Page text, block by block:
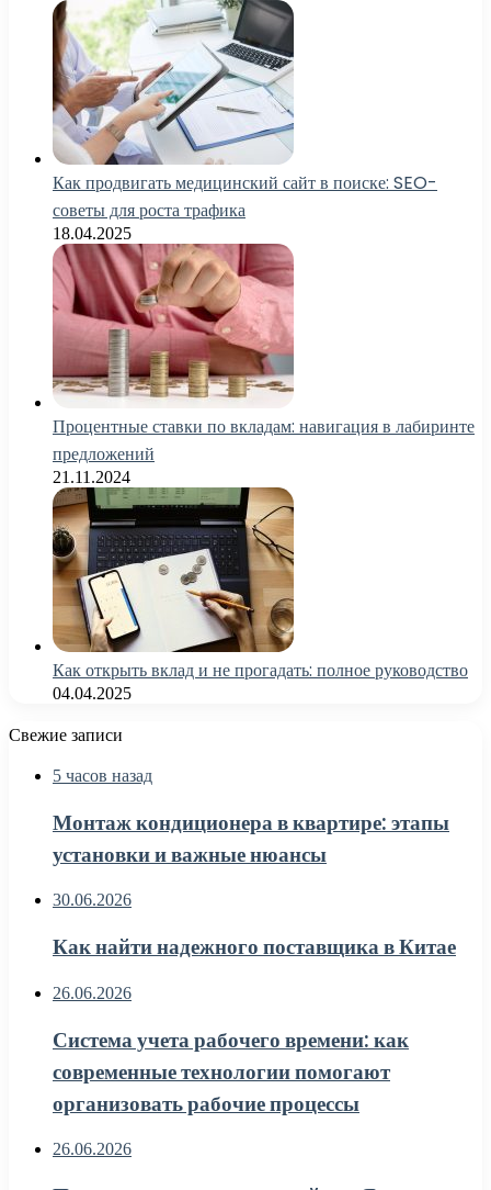
Как продвигать медицинский сайт в поиске: SEO-
советы для роста трафика
18.04.2025
Процентные ставки по вкладам: навигация в лабиринте
предложений
21.11.2024
Как открыть вклад и не прогадать: полное руководство
04.04.2025
Свежие записи
5 часов назад
Монтаж кондиционера в квартире: этапы
установки и важные нюансы
30.06.2026
Как найти надежного поставщика в Китае
26.06.2026
Система учета рабочего времени: как
современные технологии помогают
организовать рабочие процессы
26.06.2026